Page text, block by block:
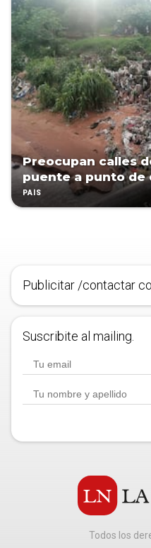
Preocupan calles
puente a punto de
PAÍS
Publicitar /contactar
Suscribite al mailing.
Todos los